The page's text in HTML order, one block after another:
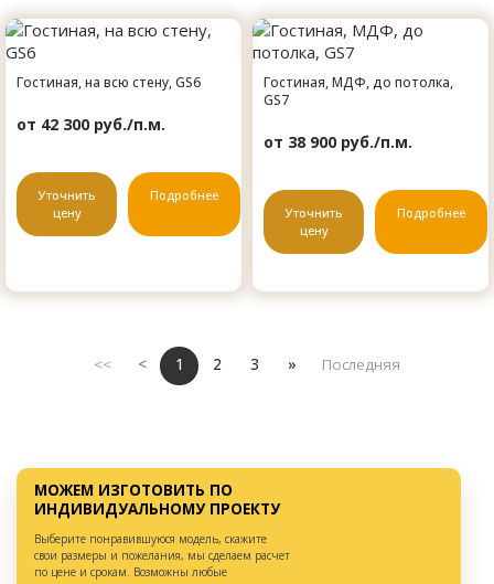
Гостиная, на всю стену, GS6
от 42 300 руб./п.м.
Уточнить
цену
Подробнее
Гостиная, МДФ, до потолка,
GS7
от 38 900 руб./п.м.
Уточнить
цену
Подробнее
<< < 1 2 3 » Последняя
МОЖЕМ ИЗГОТОВИТЬ ПО
ИНДИВИДУАЛЬНОМУ ПРОЕКТУ
Выберите понравившуюся модель, скажите
свои размеры и пожелания, мы сделаем расчет
по цене и срокам. Возможны любые